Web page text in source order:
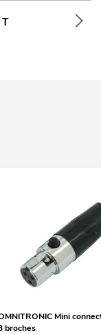
Mini
broches